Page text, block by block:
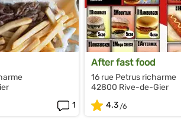
1
After fast food
16 rue Petrus richarme
42800 Rive-de-Gier
4.3